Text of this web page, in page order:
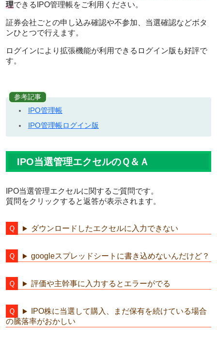
理できるIPO管理帳をご利用ください。
証券会社ごとの申し込み確認や不参加、当選確認などボタ
ンひとつで行えます。
ログインにより拡張機能が利用できるログイン版も好評で
す。
参考記事
IPO管理帳
IPO管理帳ログイン版
IPO当選管理エクセルのＱ＆Ａ
IPO当選管理エクセルに関するご質問です。
質問をクリックすると返答が表示されます。
ダウンロードしたエクセルに入力できない
googleスプレッドシートに書き込めないんだけど？
評価や主幹事に入力するとエラーがでる
IPO株に当選して購入、まだ保有を続けている場合
の騰落率がおかしい